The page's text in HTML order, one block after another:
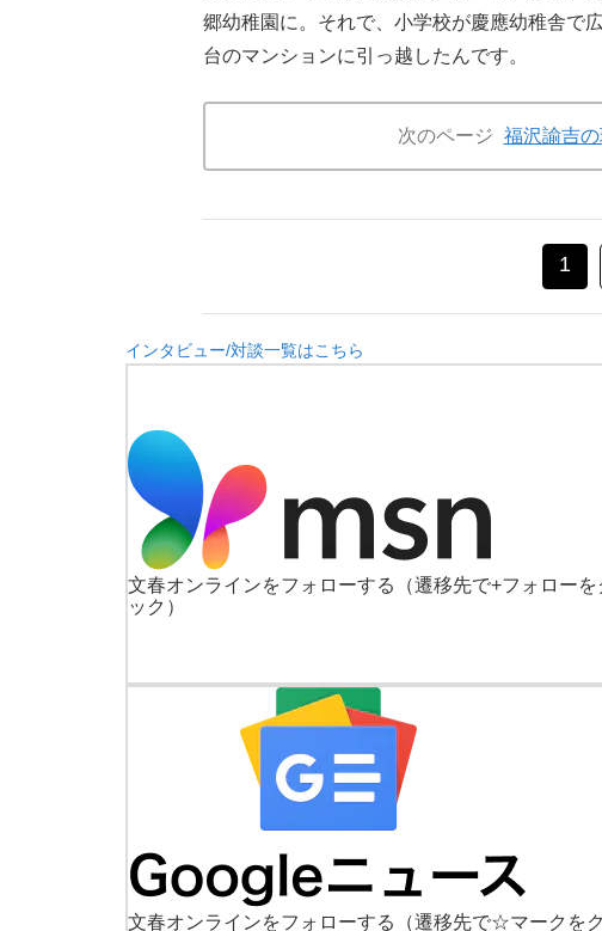
郷幼稚園に。それで、小学校が慶應幼稚舎で
台のマンションに引っ越したんです。
次のページ 福沢諭吉
1
インタビュー/対談一覧はこちら
文春オンラインをフォローする
（遷移先で+フォローを
ック）
文春オンラインをフォローする （遷移先で☆マークを